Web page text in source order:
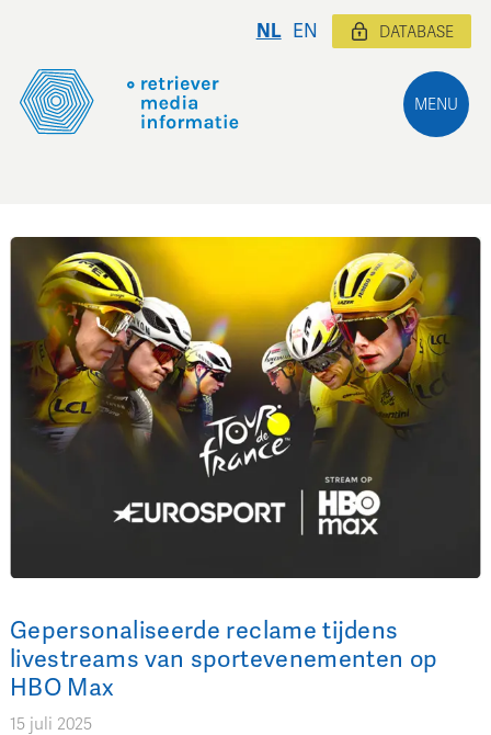
MENU
NL EN DATABASE
Gepersonaliseerde reclame tijdens
livestreams van sportevenementen op
HBO Max
15 juli 2025